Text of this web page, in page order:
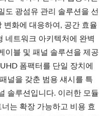
도 광섬유 관리 솔루션을 선
변화에 대응하여, 공간 효율
네트워크 아키텍처에 완벽
이블 및 패널 솔루션을 제공
폼팩터를 단일 장치에
널을 갖춘 범용 섀시를 특
솔루션입니다. 이러한 모듈
는 확장 가능하고 비용 효